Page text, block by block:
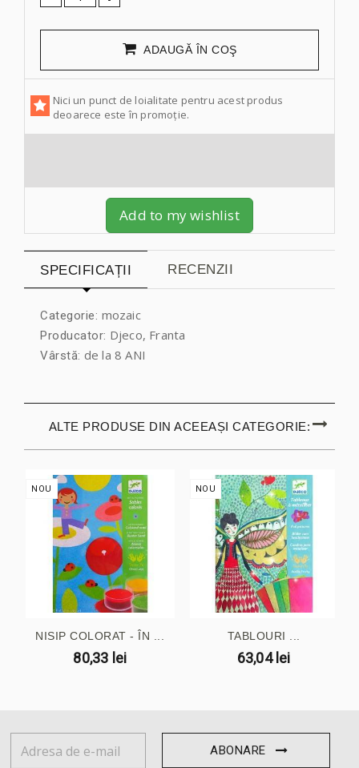
ADAUGĂ ÎN COŞ
Nici un punct de loialitate pentru acest produs
deoarece este în promoție.
Add to my wishlist
SPECIFICAȚII RECENZII
Categorie: mozaic
Producator: Djeco, Franta
Vârstă: de la 8 ANI
ALTE PRODUSE DIN ACEEAȘI CATEGORIE:
NOU
NISIP COLORAT - ÎN ...
80,33 lei
NOU
TABLOURI ...
63,04 lei
ABONARE